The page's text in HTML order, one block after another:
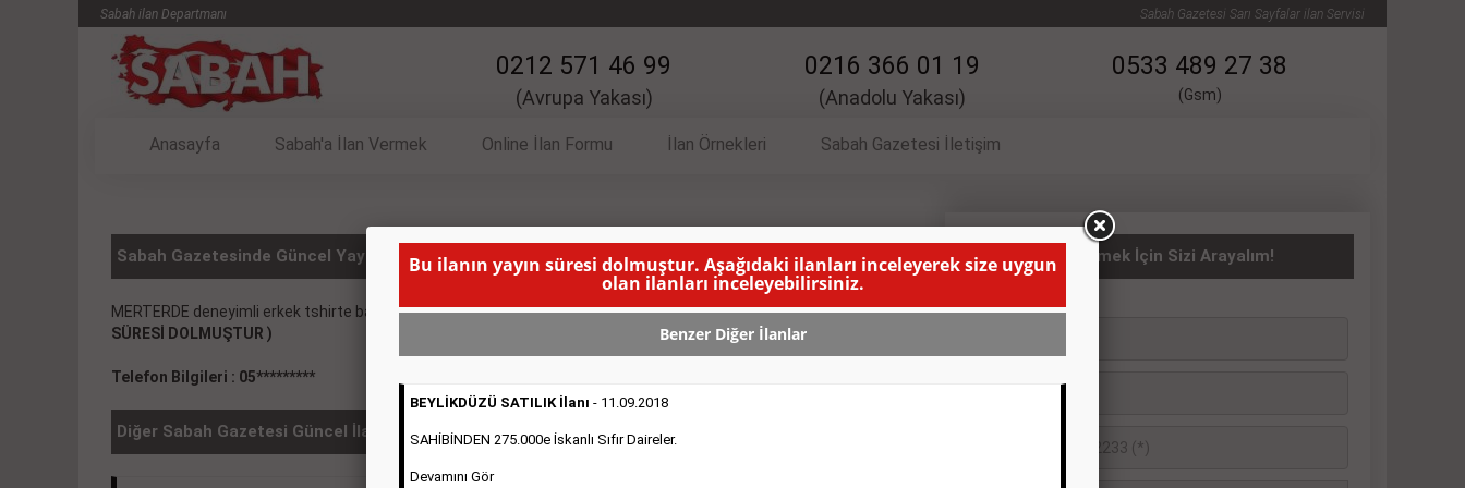
Sabah ilan Departmanı Sabah Gazetesi Sarı Sayfalar ilan Servisi
0212 571 46 99
(Avrupa Yakası)
0216 366 01 19
(Anadolu Yakası)
0533 489 27 38
(Gsm)
Anasayfa Sabah'a İlan Vermek Online İlan Formu İlan Örnekleri Sabah Gazetesi İletişim
Sabah Gazetesinde Güncel Yayınlanmış SATILIK İlanı
MERTERDE deneyimli erkek tshirte bayan stilist, dikim yapabilecek modelist. Güngören( BU İLANIN YAYINLANMA
SÜRESİ DOLMUŞTUR )
Telefon Bilgileri : 05*********
Diğer Sabah Gazetesi Güncel İlanlar
SATILIK İlanı Vermek İçin Sizi Arayalım!
Bu ilanın yayın süresi dolmuştur. Aşağıdaki ilanları inceleyerek size uygun
olan ilanları inceleyebilirsiniz.
Benzer Diğer İlanlar
BEYLİKDÜZÜ SATILIK İlanı - 11.09.2018
SAHİBİNDEN 275.000e İskanlı Sıfır Daireler.
Devamını Gör